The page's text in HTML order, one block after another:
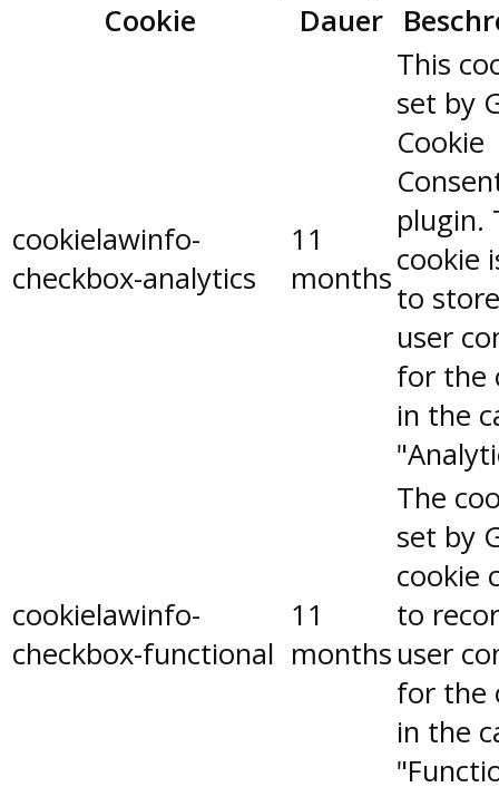
Cookie
Dauer
cookielawinfo-
checkbox-analytics
11
months
This
set by
Cookie
plugin.
cookie
to
user
for the
in the
cookielawinfo-
checkbox-functional
11
months
The
set by
cookie
to
user
for the
in the